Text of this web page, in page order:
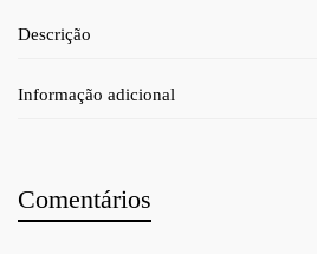
Descrição
Informação adicional
Comentários